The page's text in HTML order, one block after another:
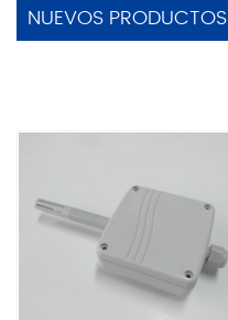
NUEVOS PRODUCTOS